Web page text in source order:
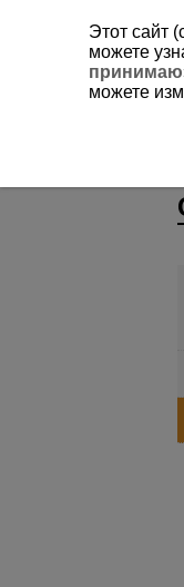
Этот сайт
можете
принимаю
можете